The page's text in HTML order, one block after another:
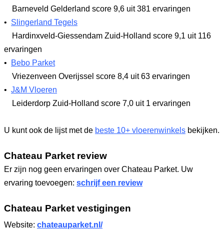
Barneveld Gelderland score 9,6 uit 381 ervaringen
• Slingerland Tegels
Hardinxveld-Giessendam Zuid-Holland score 9,1 uit 116
ervaringen
•
Bebo Parket
Vriezenveen Overijssel score 8,4 uit 63 ervaringen
• J&M Vloeren
Leiderdorp Zuid-Holland score 7,0 uit 1 ervaringen
U kunt ook de lijst met de beste 10+ vloerenwinkels bekijken.
Chateau Parket review
Er zijn nog geen ervaringen over Chateau Parket. Uw
ervaring toevoegen: schrijf een review
Chateau Parket vestigingen
Website: chateauparket.nl/